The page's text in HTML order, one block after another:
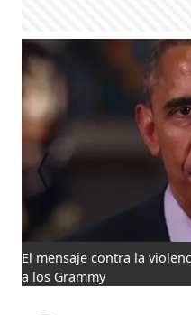
El mensaje contra la
a los Grammy